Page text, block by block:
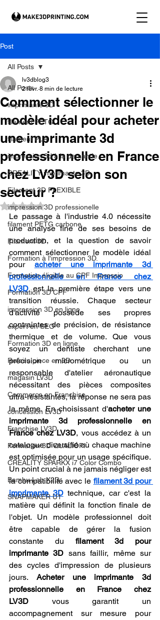
Post
All Posts
imprimante 3D
filament PETG
filament PLA
impression 3d à la demande.
CREALITY imprimante 3D
Filament 3D FLEXIBLE
impression 3D professionelle
filament PETG carbone
Filament 3D
Formation à l'impression 3D.
Formation éligible au CPF Impressio
Formation 3D CPF
impression 3D en ligne
expert en SEO
Formation 3D en ligne.
Refaire piece en 3D
magasin LV3D
Commerce en Franchise
concession LV3D
Franchise LV3D
Formation 3D QUALIOPI
CREALITY SPARKX i7 Color Combo
Bambu Lab X2D
SNAPMAKER U1
All Posts
Comment sélectionner le
modèle idéal pour acheter
une imprimante 3d
professionnelle en France
chez LV3D selon son
secteur ?
lv3dblog3
2 févr. 8 min de lecture
Noté NaN étoiles sur 5.
Le passage à l'industrie 4.0 nécessite
une analyse fine de ses besoins de
production, et la question de savoir
comment sélectionner le modèle idéal
pour
acheter une imprimante 3d
professionnelle en France chez
LV3D est la première étape vers une
transition réussie. Chaque secteur
d'activité possède ses propres
contraintes de précision, de résistance
thermique et de volume. Que vous
soyez un dentiste cherchant une
précision micrométrique ou un
responsable d'atelier aéronautique
nécessitant des pièces composites
ultra-résistantes, la réponse ne sera pas
la même. En choisissant d'acheter une
imprimante 3d professionnelle en
France chez LV3D, vous accédez à un
catalogue diversifié où chaque machine
est optimisée pour un usage spécifique.
Un point crucial à ne jamais négliger est
la compatibilité avec le filament 3d pour
imprimante 3D technique, car c'est la
matière qui définit la fonction finale de
l'objet. Un modèle professionnel doit
être capable de gérer la fusion
constante du filament 3d pour
imprimante 3D sans faillir, même sur
des cycles d'impression de plusieurs
jours. Acheter une imprimante 3d
professionnelle en France chez
LV3D vous garantit un
accompagnement sur mesure pour